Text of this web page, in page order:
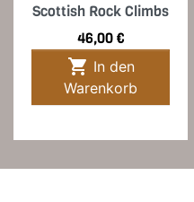
Scottish Rock Climbs
Preis
46,00 €

Warenkorb